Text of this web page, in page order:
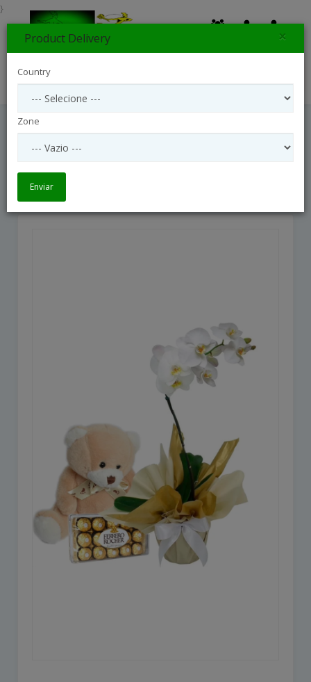
Orquídea Phalaenopsis Branca Com
Orquídea Phalaenopsis Branca com Bombons e Pelúcia
}
Product Delivery ×
Country
Zone
Enviar